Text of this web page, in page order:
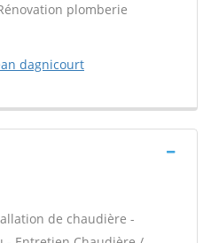
plomberie
dagnicourt
de chaudière -